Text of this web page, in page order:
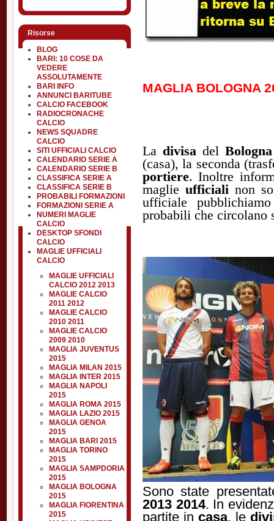
Risorse
BLOG
BARI: 10 COSE DA
VEDERE
ASSOLUTAMENTE
BARI INFO
ANNUNCI BARITUBE
CALCIO FACEBOOK
RADIOCRONACHE
CALCIO
NEWS SQUADRE
CALCIO
SITI UFFICIALI CALCIO
CALENDARIO SERIE A
CALENDARIO SERIE B
CLASSIFICA SERIE A
CLASSIFICA SERIE B
PROBABILI FORMAZIONI
FORMAZIONI SERIE A
NUMERI MAGLIE
CALCIO
DESKTOP SFONDI
CALCIO
MAGLIE UFFICIALI
CALCIO
MAGLIE UFFICIALI
CALCIO 2012 2013
MAGLIE CALCIO
2011 2012
MAGLIE CALCIO
2010 2011
MAGLIE CALCIO
2009 2010
MAGLIA JUVENTUS
2015
MAGLIA MILAN 2015
MAGLIA INTER 2015
MAGLIA NAPOLI
2015
MAGLIA ROMA 2015
MAGLIA LAZIO 2015
MAGLIA GENOA
2015
MAGLIA BARI 2015
MAGLIA TORINO
2015
MAGLIA SAMPDORIA
2015
MAGLIA BOLOGNA
2015
MAGLIA FIORENTINA
2015
MAGLIA BOLOGNA
La divisa del
(casa), la seconda
portiere. Inoltre
maglie ufficiali non
ufficiale
probabili che circolano
Sono state
2013 2014. In
partite in casa, le